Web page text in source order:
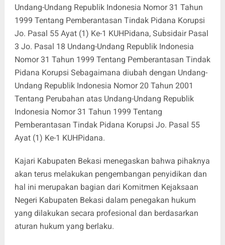
Undang-Undang Republik Indonesia Nomor 31 Tahun
1999 Tentang Pemberantasan Tindak Pidana Korupsi
Jo. Pasal 55 Ayat (1) Ke-1 KUHPidana, Subsidair Pasal
3 Jo. Pasal 18 Undang-Undang Republik Indonesia
Nomor 31 Tahun 1999 Tentang Pemberantasan Tindak
Pidana Korupsi Sebagaimana diubah dengan Undang-
Undang Republik Indonesia Nomor 20 Tahun 2001
Tentang Perubahan atas Undang-Undang Republik
Indonesia Nomor 31 Tahun 1999 Tentang
Pemberantasan Tindak Pidana Korupsi Jo. Pasal 55
Ayat (1) Ke-1 KUHPidana.
Kajari Kabupaten Bekasi menegaskan bahwa pihaknya
akan terus melakukan pengembangan penyidikan dan
hal ini merupakan bagian dari Komitmen Kejaksaan
Negeri Kabupaten Bekasi dalam penegakan hukum
yang dilakukan secara profesional dan berdasarkan
aturan hukum yang berlaku.